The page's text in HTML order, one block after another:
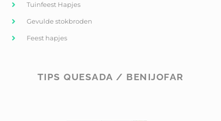
Tuinfeest Hapjes
Gevulde stokbroden
Feest hapjes
TIPS QUESADA / BENIJOFAR